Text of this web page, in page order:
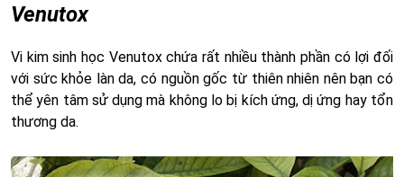
Venutox
Vi kim sinh học Venutox chứa rất nhiều thành phần có lợi đối
với sức khỏe làn da, có nguồn gốc từ thiên nhiên nên bạn có
thể yên tâm sử dụng mà không lo bị kích ứng, dị ứng hay tổn
thương da.